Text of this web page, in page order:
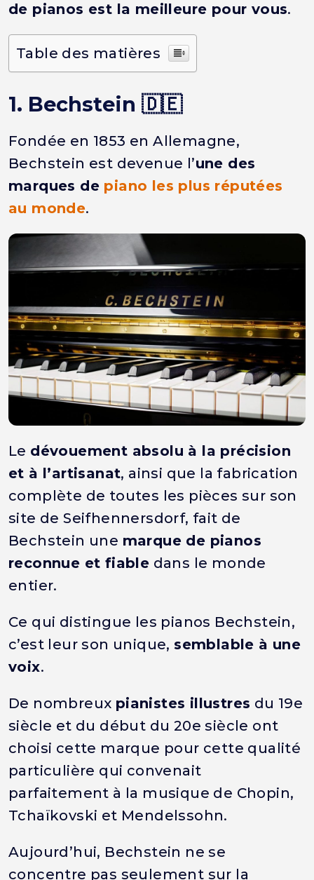
de pianos est la meilleure pour vous.
Table des matières
1. Bechstein 🇩🇪
Fondée en 1853 en Allemagne,
Bechstein est devenue l’une des
marques de piano les plus réputées
au monde.
Le dévouement absolu à la précision
et à l’artisanat, ainsi que la fabrication
complète de toutes les pièces sur son
site de Seifhennersdorf, fait de
Bechstein une marque de pianos
reconnue et fiable dans le monde
entier.
Ce qui distingue les pianos Bechstein,
c’est leur son unique, semblable à une
voix.
De nombreux pianistes illustres du 19e
siècle et du début du 20e siècle ont
choisi cette marque pour cette qualité
particulière qui convenait
parfaitement à la musique de Chopin,
Tchaïkovski et Mendelssohn.
Aujourd’hui, Bechstein ne se
concentre pas seulement sur la